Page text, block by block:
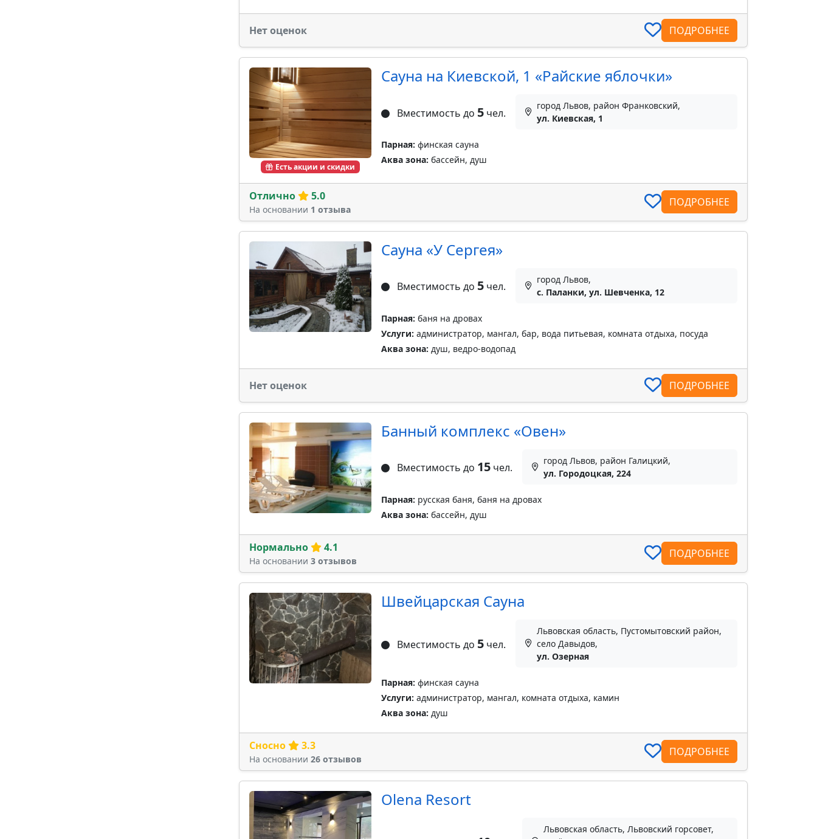
Нет оценок ПОДРОБНЕЕ
Есть акции и скидки
Сауна на Киевской, 1 «Райские яблочки»
Вместимость до 5чел.
город Львов, район Франковский,
ул. Киевская, 1
Парная: финская сауна
Аква зона: бассейн, душ
Отлично 5.0
На основании 1 отзыва
ПОДРОБНЕЕ
Сауна «У Сергея»
Вместимость до 5чел.
город Львов,
с. Паланки, ул. Шевченка, 12
Парная: баня на дровах
Услуги: администратор, мангал, бар, вода питьевая, комната отдыха, посуда
Аква зона: душ, ведро-водопад
Нет оценок ПОДРОБНЕЕ
Банный комплекс «Овен»
Вместимость до 15чел.
город Львов, район Галицкий,
ул. Городоцкая, 224
Парная: русская баня, баня на дровах
Аква зона: бассейн, душ
Нормально 4.1
На основании 3 отзывов
ПОДРОБНЕЕ
Швейцарская Сауна
Вместимость до 5чел.
Львовская область, Пустомытовский район,
село Давыдов,
ул. Озерная
Парная: финская сауна
Услуги: администратор, мангал, комната отдыха, камин
Аква зона: душ
Сносно 3.3
На основании 26 отзывов
ПОДРОБНЕЕ
Olena Resort
Львовская область, Львовский горсовет,